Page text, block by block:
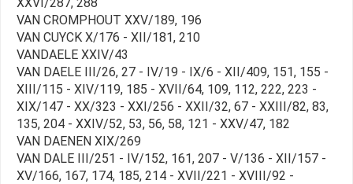
VAN CROMPHOUT XXV/189, 196
VAN CUYCK X/176 - XII/181, 210
VANDAELE XXIV/43
VAN DAELE III/26, 27 - IV/19 - IX/6 - XII/409, 151, 155 -
XIII/115 - XIV/119, 185 - XVII/64, 109, 112, 222, 223 -
XIX/147 - XX/323 - XXI/256 - XXII/32, 67 - XXIII/82, 83,
135, 204 - XXIV/52, 53, 56, 58, 121 - XXV/47, 182
VAN DAENEN XIX/269
VAN DALE III/251 - IV/152, 161, 207 - V/136 - XII/157 -
XV/166, 167, 174, 185, 214 - XVII/221 - XVIII/92 -